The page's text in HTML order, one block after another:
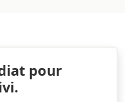
d'étuis pour
et souhaitez que vos
pour